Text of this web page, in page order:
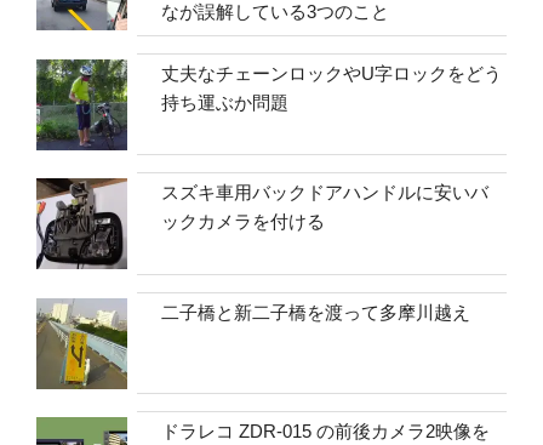
なが誤解している3つのこと
丈夫なチェーンロックやU字ロックをどう
持ち運ぶか問題
スズキ車用バックドアハンドルに安いバ
ックカメラを付ける
二子橋と新二子橋を渡って多摩川越え
ドラレコ ZDR-015 の前後カメラ2映像を